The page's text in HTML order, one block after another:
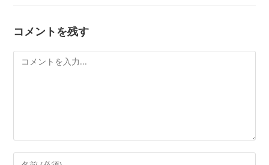
コメントを残す